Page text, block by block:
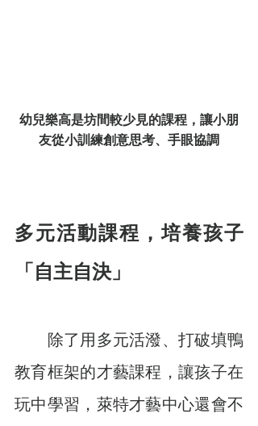
幼兒樂高是坊間較少見的課程，讓小朋
友從小訓練創意思考、手眼協調
多元活動課程，培養孩子
「自主自決」
除了用多元活潑、打破填鴨
教育框架的才藝課程，讓孩子在
玩中學習，萊特才藝中心還會不